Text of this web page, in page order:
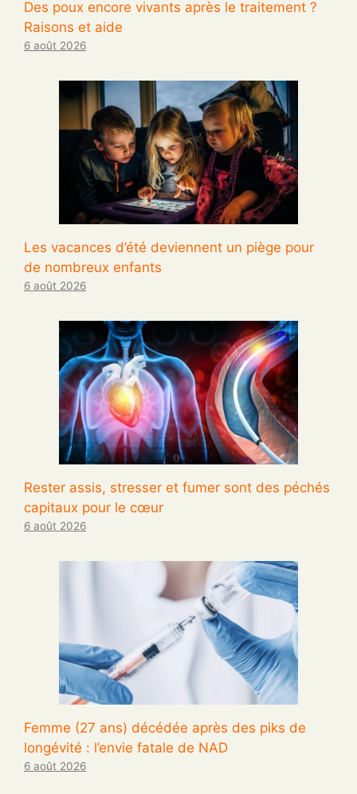
Des poux encore vivants après le traitement ?
Raisons et aide
6 août 2026
Les vacances d’été deviennent un piège pour
de nombreux enfants
6 août 2026
Rester assis, stresser et fumer sont des péchés
capitaux pour le cœur
6 août 2026
Femme (27 ans) décédée après des piks de
longévité : l’envie fatale de NAD
6 août 2026